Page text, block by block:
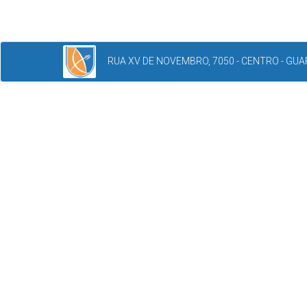
RUA XV DE NOVEMBRO, 7050 - CENTRO -